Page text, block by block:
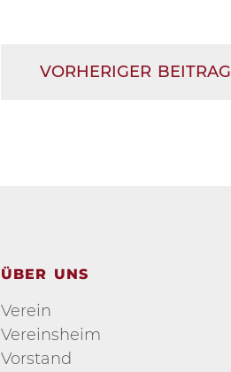
VORHERIGER BEITRAG
ÜBER UNS
Verein
Vereinsheim
Vorstand